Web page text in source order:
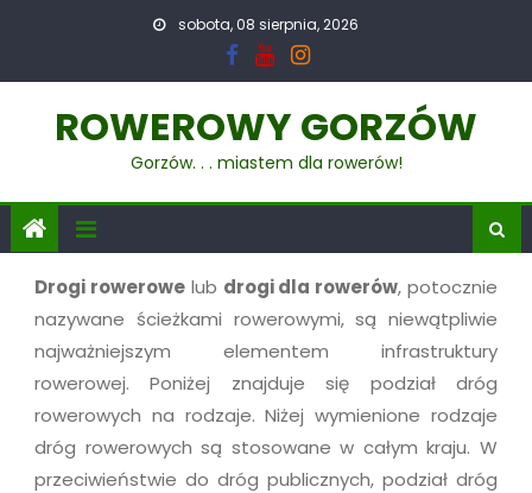
sobota, 08 sierpnia, 2026
ROWEROWY GORZÓW
Gorzów. . . miastem dla rowerów!
Drogi rowerowelub drogi dla rowerów, potocznie
nazywane ścieżkami rowerowymi, są niewątpliwie
najważniejszym elementem infrastruktury
rowerowej. Poniżej znajduje się podział dróg
rowerowych na rodzaje. Niżej wymienione rodzaje
dróg rowerowych są stosowane w całym kraju. W
przeciwieństwie do dróg publicznych, podział dróg